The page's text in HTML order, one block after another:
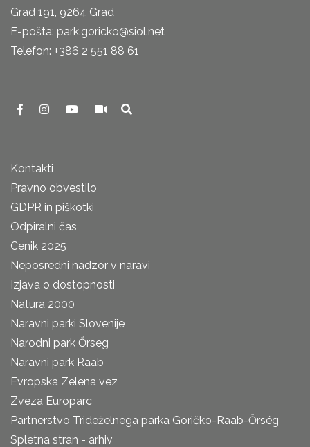
Grad 191, 9264 Grad
E-pošta: park.goricko@siol.net
Telefon: +386 2 551 88 61
Kontakti
Pravno obvestilo
GDPR in piškotki
Odpiralni čas
Cenik 2025
Neposredni nadzor v naravi
Izjava o dostopnosti
Natura 2000
Naravni parki Slovenije
Narodni park Őrseg
Naravni park Raab
Evropska Zelena vez
Zveza Europarc
Partnerstvo Trideželnega parka Goričko-Raab-Őrség
Spletna stran - arhiv